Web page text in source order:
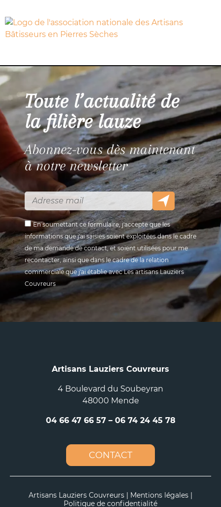
Toute l’actualité de
la filière lauze
Abonnez-vous dès maintenant
à notre newsletter
En soumettant ce formulaire, j'accepte que les
informations que j'ai saisies soient exploitées dans le cadre
de ma demande de contact, et soient utilisées pour me
recontacter, ainsi que dans le cadre de la relation
commerciale que j'ai établie avec Les artisans Lauziers
Couvreurs
Artisans Lauziers Couvreurs
4 Boulevard du Soubeyran
48000 Mende
04 66 47 66 57– 06 74 24 45 78
CONTACT
Artisans Lauziers Couvreurs | Mentions légales |
Politique de confidentialité